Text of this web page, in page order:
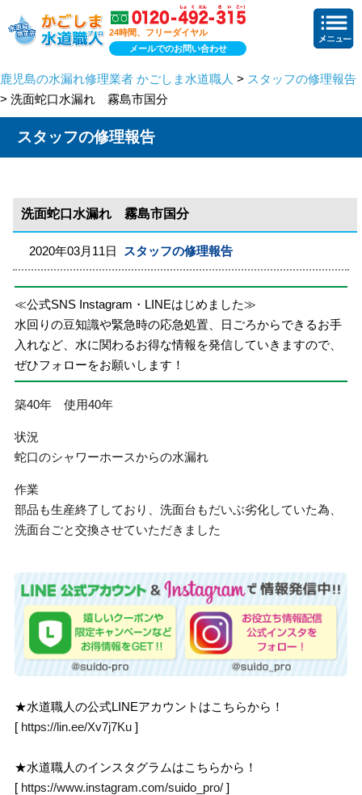
24時間、フリーダイヤル
メールでのお問い合わせ
鹿児島の水漏れ修理業者 かごしま水道職人 > スタッフの修理報告
> 洗面蛇口水漏れ 霧島市国分
スタッフの修理報告
洗面蛇口水漏れ 霧島市国分
2020年03月11日 スタッフの修理報告
≪公式SNS Instagram・LINEはじめました≫
水回りの豆知識や緊急時の応急処置、日ごろからできるお手
入れなど、水に関わるお得な情報を発信していきますので、
ぜひフォローをお願いします！
築40年 使用40年
状況
蛇口のシャワーホースからの水漏れ
作業
部品も生産終了しており、洗面台もだいぶ劣化していた為、
洗面台ごと交換させていただきました
★水道職人の公式LINEアカウントはこちらから！
[ https://lin.ee/Xv7j7Ku ]
★水道職人のインスタグラムはこちらから！
[ https://www.instagram.com/suido_pro/ ]